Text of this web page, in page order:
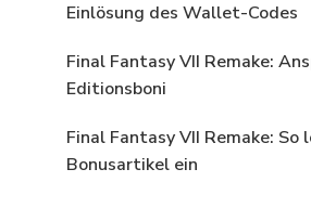
Einlösung des Wallet-Codes
Final Fantasy VII Remake:
Editionsboni
Final Fantasy VII Remake: So
Bonusartikel ein